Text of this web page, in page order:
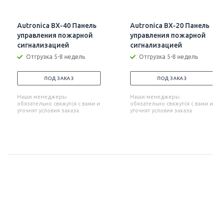
Autronica BX-40 Панель
управления пожарной
сигнализацией
Отгрузка 5-8 недель
ПОД ЗАКАЗ
Наши менеджеры
обязательно свяжутся с вами и
уточнят условия заказа
Autronica BX-20 Панель
управления пожарной
сигнализацией
Отгрузка 5-8 недель
ПОД ЗАКАЗ
Наши менеджеры
обязательно свяжутся с вами и
уточнят условия заказа